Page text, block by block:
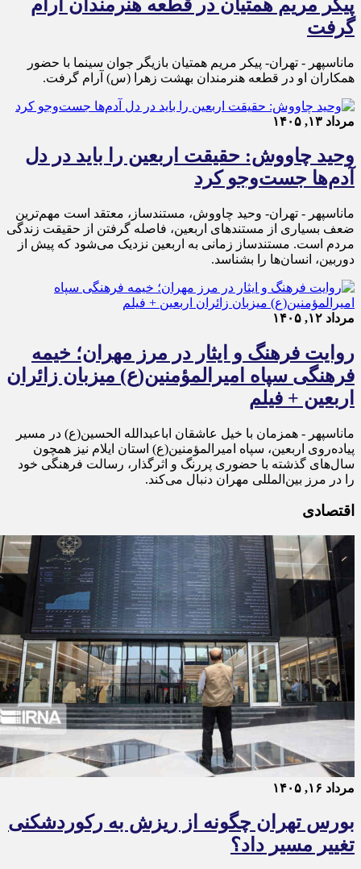
پیکر مریم همتیان در قطعه هنرمندان آرام
گرفت
ماناسپهر - تهران- پیکر مریم همتیان بازیگر جوان سینما با حضور
همکاران او در قطعه هنرمندان بهشت زهرا (س) آرام گرفت.
مرداد ۱۳, ۱۴۰۵
وحید چاووش: حقیقت اربعین را باید در دل
آدم‌ها جست‌وجو کرد
ماناسپهر - تهران- وحید چاووش، مستندساز، معتقد است مهم‌ترین
ضعف بسیاری از مستندهای اربعین، فاصله گرفتن از حقیقت زندگی
مردم است. مستندساز زمانی به اربعین نزدیک می‌شود که پیش از
دوربین، انسان‌ها را بشناسد.
مرداد ۱۲, ۱۴۰۵
روایت فرهنگ و ایثار در مرز مهران؛ خیمه
فرهنگی سپاه امیرالمؤمنین(ع) میزبان زائران
اربعین + فیلم
ماناسپهر - همزمان با خیل عاشقان اباعبدالله الحسین(ع) در مسیر
پیاده‌روی اربعین، سپاه امیرالمؤمنین(ع) استان ایلام نیز همچون
سال‌های گذشته با حضوری پررنگ و اثرگذار، رسالت فرهنگی خود
را در مرز بین‌المللی مهران دنبال می‌کند.
اقتصادی
مرداد ۱۶, ۱۴۰۵
بورس تهران چگونه از ریزش به رکوردشکنی
تغییر مسیر داد؟